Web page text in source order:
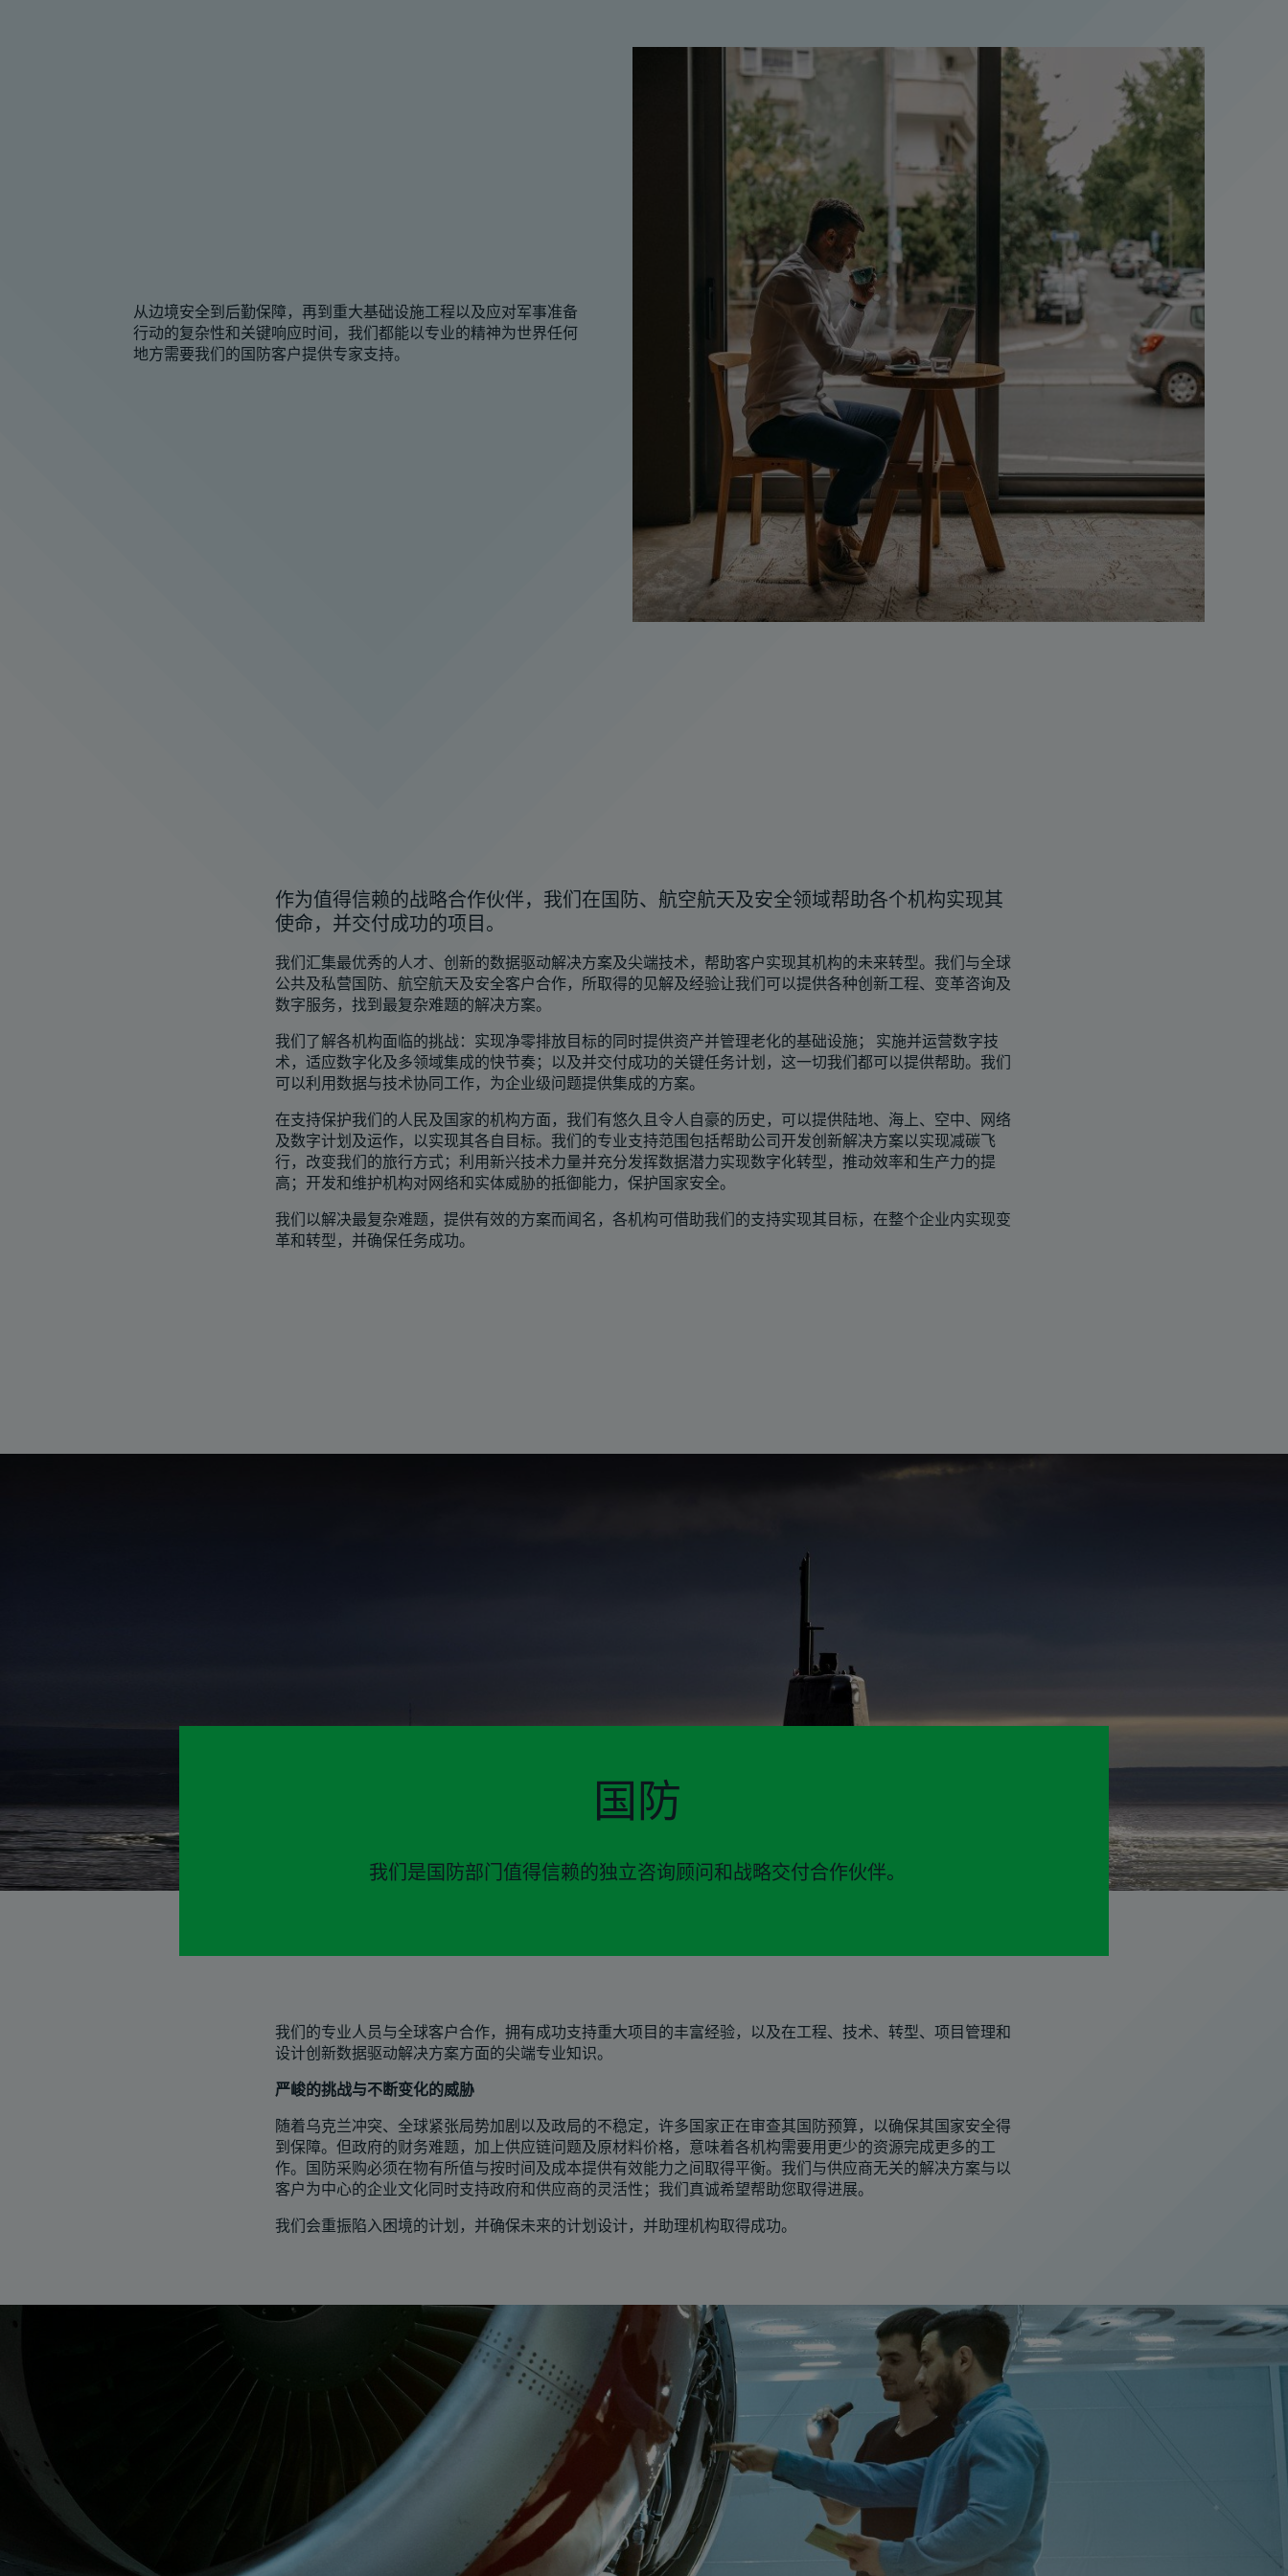
从边境安全到后勤保障，再到重大基础设施工程以及应对军事准备
行动的复杂性和关键响应时间，我们都能以专业的精神为世界任何
地方需要我们的国防客户提供专家支持。
作为值得信赖的战略合作伙伴，我们在国防、航空航天及安全领域帮助各个机构实现其
使命，并交付成功的项目。
我们汇集最优秀的人才、创新的数据驱动解决方案及尖端技术，帮助客户实现其机构的未来转型。我们与全球
公共及私营国防、航空航天及安全客户合作，所取得的见解及经验让我们可以提供各种创新工程、变革咨询及
数字服务，找到最复杂难题的解决方案。
我们了解各机构面临的挑战：实现净零排放目标的同时提供资产并管理老化的基础设施； 实施并运营数字技
术，适应数字化及多领域集成的快节奏；以及并交付成功的关键任务计划，这一切我们都可以提供帮助。我们
可以利用数据与技术协同工作，为企业级问题提供集成的方案。
在支持保护我们的人民及国家的机构方面，我们有悠久且令人自豪的历史，可以提供陆地、海上、空中、网络
及数字计划及运作，以实现其各自目标。我们的专业支持范围包括帮助公司开发创新解决方案以实现减碳飞
行，改变我们的旅行方式；利用新兴技术力量并充分发挥数据潜力实现数字化转型，推动效率和生产力的提
高；开发和维护机构对网络和实体威胁的抵御能力，保护国家安全。
我们以解决最复杂难题，提供有效的方案而闻名，各机构可借助我们的支持实现其目标，在整个企业内实现变
革和转型，并确保任务成功。
国防
我们是国防部门值得信赖的独立咨询顾问和战略交付合作伙伴。
我们的专业人员与全球客户合作，拥有成功支持重大项目的丰富经验，以及在工程、技术、转型、项目管理和
设计创新数据驱动解决方案方面的尖端专业知识。
严峻的挑战与不断变化的威胁
随着乌克兰冲突、全球紧张局势加剧以及政局的不稳定，许多国家正在审查其国防预算，以确保其国家安全得
到保障。但政府的财务难题，加上供应链问题及原材料价格，意味着各机构需要用更少的资源完成更多的工
作。国防采购必须在物有所值与按时间及成本提供有效能力之间取得平衡。我们与供应商无关的解决方案与以
客户为中心的企业文化同时支持政府和供应商的灵活性；我们真诚希望帮助您取得进展。
我们会重振陷入困境的计划，并确保未来的计划设计，并助理机构取得成功。